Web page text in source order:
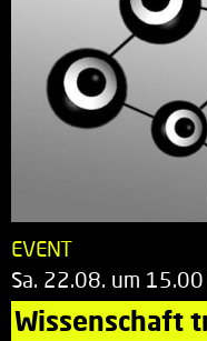
EVENT
Sa. 22.08. um
Wissenschaft